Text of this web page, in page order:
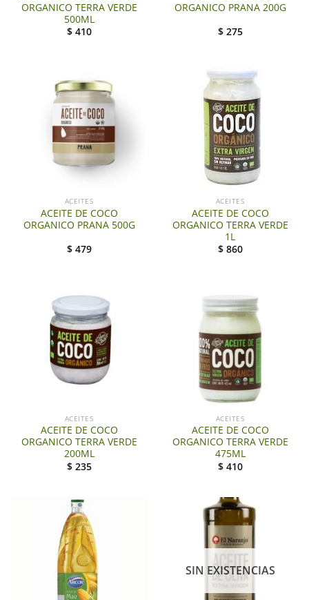
ORGANICO TERRA VERDE
500ML
$ 410
ORGANICO PRANA 200G
$ 275
ACEITES
ACEITE DE COCO
ORGANICO PRANA 500G
$ 479
ACEITES
ACEITE DE COCO
ORGANICO TERRA VERDE
1L
$ 860
ACEITES
ACEITE DE COCO
ORGANICO TERRA VERDE
200ML
$ 235
ACEITES
ACEITE DE COCO
ORGANICO TERRA VERDE
475ML
$ 410
SIN EXISTENCIAS